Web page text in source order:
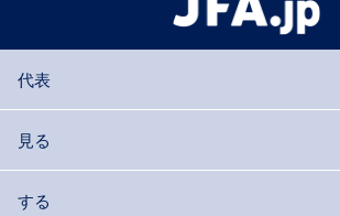
代表
見る
する